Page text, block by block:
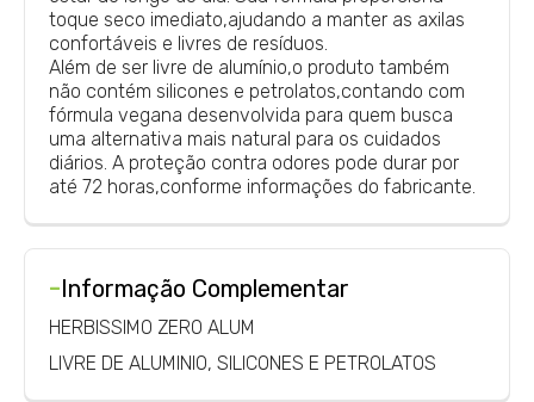
toque seco imediato,ajudando a manter as axilas
confortáveis e livres de resíduos.
Além de ser livre de alumínio,o produto também
não contém silicones e petrolatos,contando com
fórmula vegana desenvolvida para quem busca
uma alternativa mais natural para os cuidados
diários. A proteção contra odores pode durar por
até 72 horas,conforme informações do fabricante.
-Informação Complementar
HERBISSIMO ZERO ALUM
LIVRE DE ALUMINIO, SILICONES E PETROLATOS